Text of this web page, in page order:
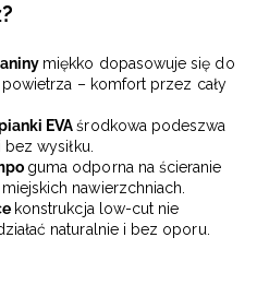
miękko dopasowuje się do
– komfort przez cały
EVAśrodkowa podeszwa
wysiłku.
guma odporna na ścieranie
nawierzchniach.
konstrukcja low-cut nie
naturalnie i bez oporu.